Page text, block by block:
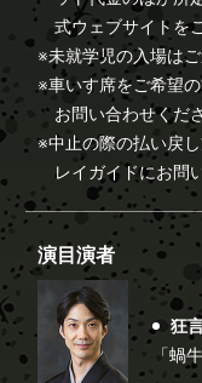
式ウェブサイトを
※未就学児の入場は
※車いす席をご希望
お問い合わせくだ
※中止の際の払い戻
レイガイドにお問
演目演者
狂
「蝸